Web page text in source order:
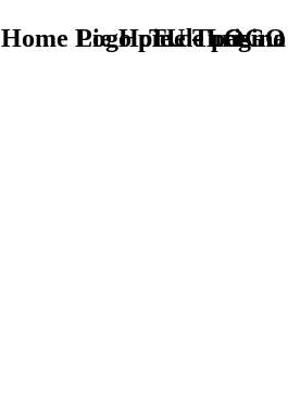
TU - LOGO
Home Logo pie de página
Pie Home Turismo